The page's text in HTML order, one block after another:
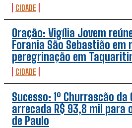
CIDADE
Oração: Vigília Jovem
Forania São Sebastião em
peregrinação em
CIDADE
Sucesso: 1º Churrascão
arrecada R$ 93,8 mil para
de Paulo